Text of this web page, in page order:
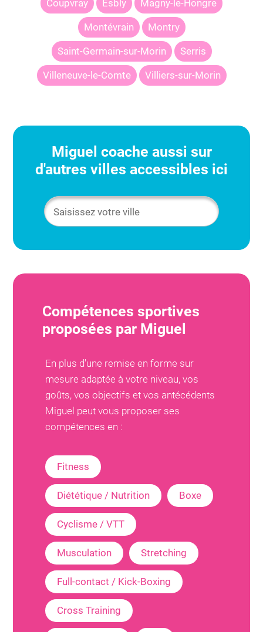
Coupvray Esbly Magny-le-Hongre
Montévrain Montry
Saint-Germain-sur-Morin Serris
Villeneuve-le-Comte Villiers-sur-Morin
Miguel coache aussi sur
d'autres villes accessibles ici
Compétences sportives
proposées par Miguel
En plus d'une remise en forme sur
mesure adaptée à votre niveau, vos
goûts, vos objectifs et vos antécédents
Miguel peut vous proposer ses
compétences en :
Fitness
Diététique / Nutrition Boxe
Cyclisme / VTT
Musculation Stretching
Full-contact / Kick-Boxing
Cross Training